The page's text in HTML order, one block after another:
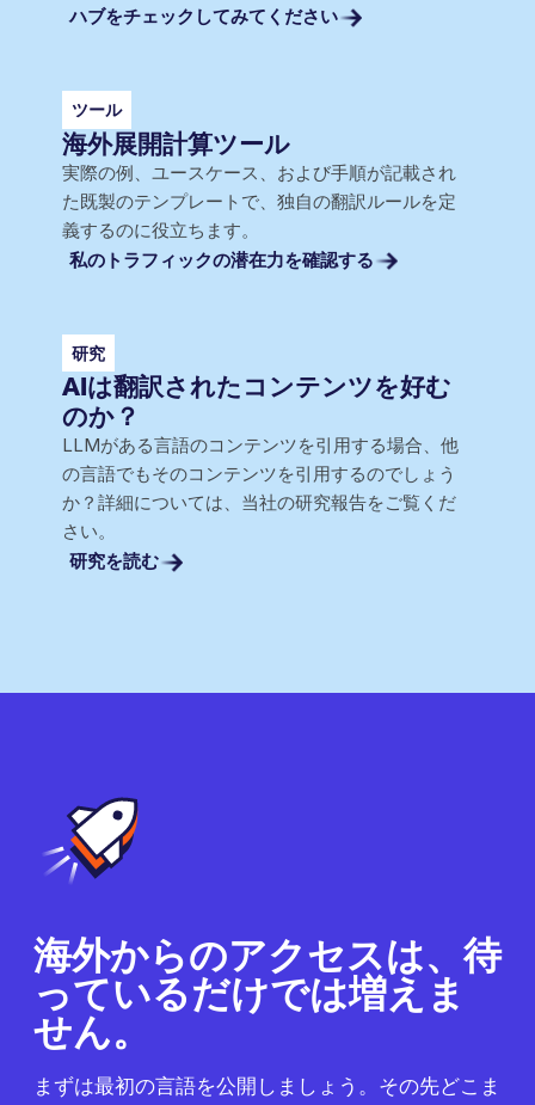
ハブをチェックしてみてください
ツール
海外展開計算ツール
実際の例、ユースケース、および手順が記載され
た既製のテンプレートで、独自の翻訳ルールを定
義するのに役立ちます。
私のトラフィックの潜在力を確認する
研究
AIは翻訳されたコンテンツを好む
のか？
LLMがある言語のコンテンツを引用する場合、他
の言語でもそのコンテンツを引用するのでしょう
か？詳細については、当社の研究報告をご覧くだ
さい。
研究を読む
海外からのアクセスは、待
っているだけでは増えま
せん。
まずは最初の言語を公開しましょう。その先どこま